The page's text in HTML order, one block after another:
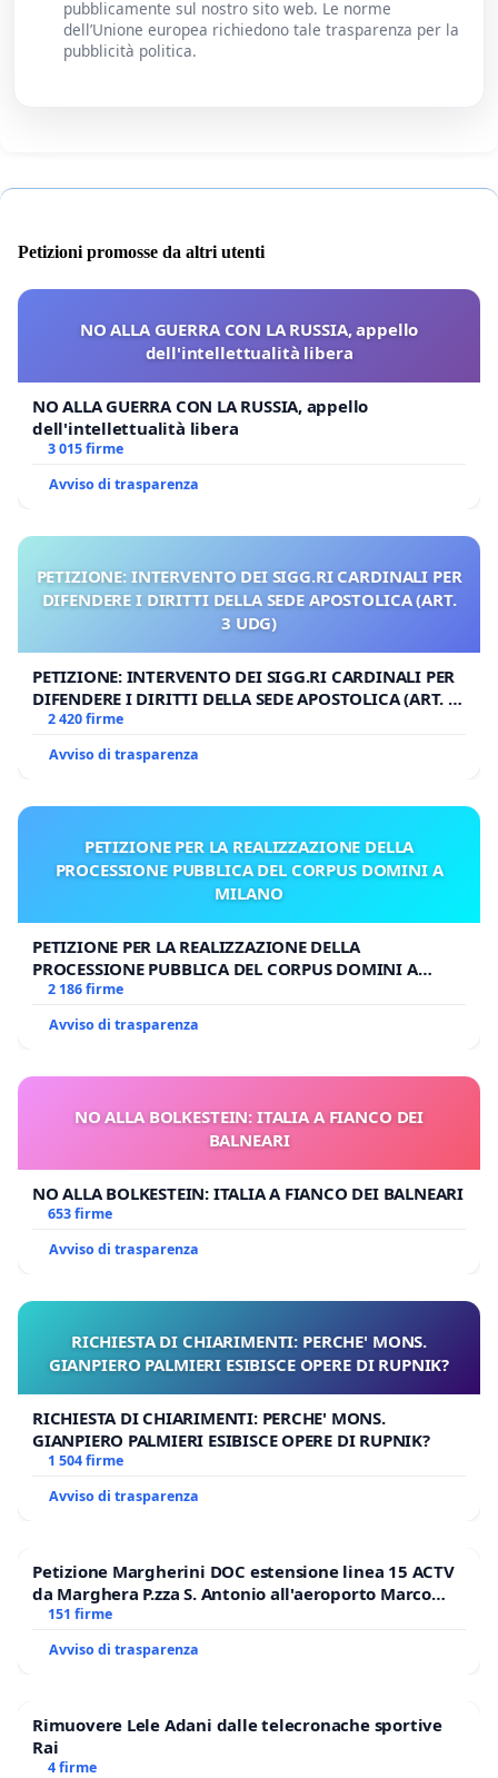
pubblicamente sul nostro sito web. Le norme
dell’Unione europea richiedono tale trasparenza per la
pubblicità politica.
Petizioni promosse da altri utenti
NO ALLA GUERRA CON LA RUSSIA, appello
dell'intellettualità libera
NO ALLA GUERRA CON LA RUSSIA, appello
dell'intellettualità libera
3 015 firme
Avviso di trasparenza
PETIZIONE: INTERVENTO DEI SIGG.RI CARDINALI PER
DIFENDERE I DIRITTI DELLA SEDE APOSTOLICA (ART.
3 UDG)
PETIZIONE: INTERVENTO DEI SIGG.RI CARDINALI PER
DIFENDERE I DIRITTI DELLA SEDE APOSTOLICA (ART. 3
UDG)
2 420 firme
Avviso di trasparenza
PETIZIONE PER LA REALIZZAZIONE DELLA
PROCESSIONE PUBBLICA DEL CORPUS DOMINI A
MILANO
PETIZIONE PER LA REALIZZAZIONE DELLA
PROCESSIONE PUBBLICA DEL CORPUS DOMINI A
MILANO
2 186 firme
Avviso di trasparenza
NO ALLA BOLKESTEIN: ITALIA A FIANCO DEI
BALNEARI
NO ALLA BOLKESTEIN: ITALIA A FIANCO DEI BALNEARI
653 firme
Avviso di trasparenza
RICHIESTA DI CHIARIMENTI: PERCHE' MONS.
GIANPIERO PALMIERI ESIBISCE OPERE DI RUPNIK?
RICHIESTA DI CHIARIMENTI: PERCHE' MONS.
GIANPIERO PALMIERI ESIBISCE OPERE DI RUPNIK?
1 504 firme
Avviso di trasparenza
Petizione Margherini DOC estensione linea 15 ACTV
da Marghera P.zza S. Antonio all'aeroporto Marco
Polo tariffa a € 1,50
151 firme
Avviso di trasparenza
Rimuovere Lele Adani dalle telecronache sportive
Rai
4 firme